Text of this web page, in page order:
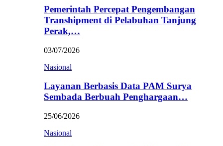
Pemerintah Percepat Pengembangan
Transhipment di Pelabuhan Tanjung
Perak,…
03/07/2026
Nasional
Layanan Berbasis Data PAM Surya
Sembada Berbuah Penghargaan…
25/06/2026
Nasional